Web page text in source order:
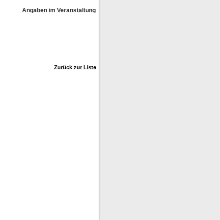
Angaben im Veranstaltungskalender ohne Gewähr!
Zurück zur Liste